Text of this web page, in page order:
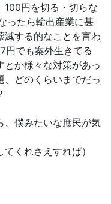
100円を切る・切らな
ったら輸出産業に甚
滅する的なことを言わ
円でも案外生きてる
とか様々な対策があっ
、どのくらいまでだっ
、僕みたいな庶民が気
くれさえすれば）